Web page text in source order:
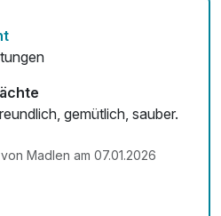
gemütlich, sauber.
von Madlen am 07.01.2026